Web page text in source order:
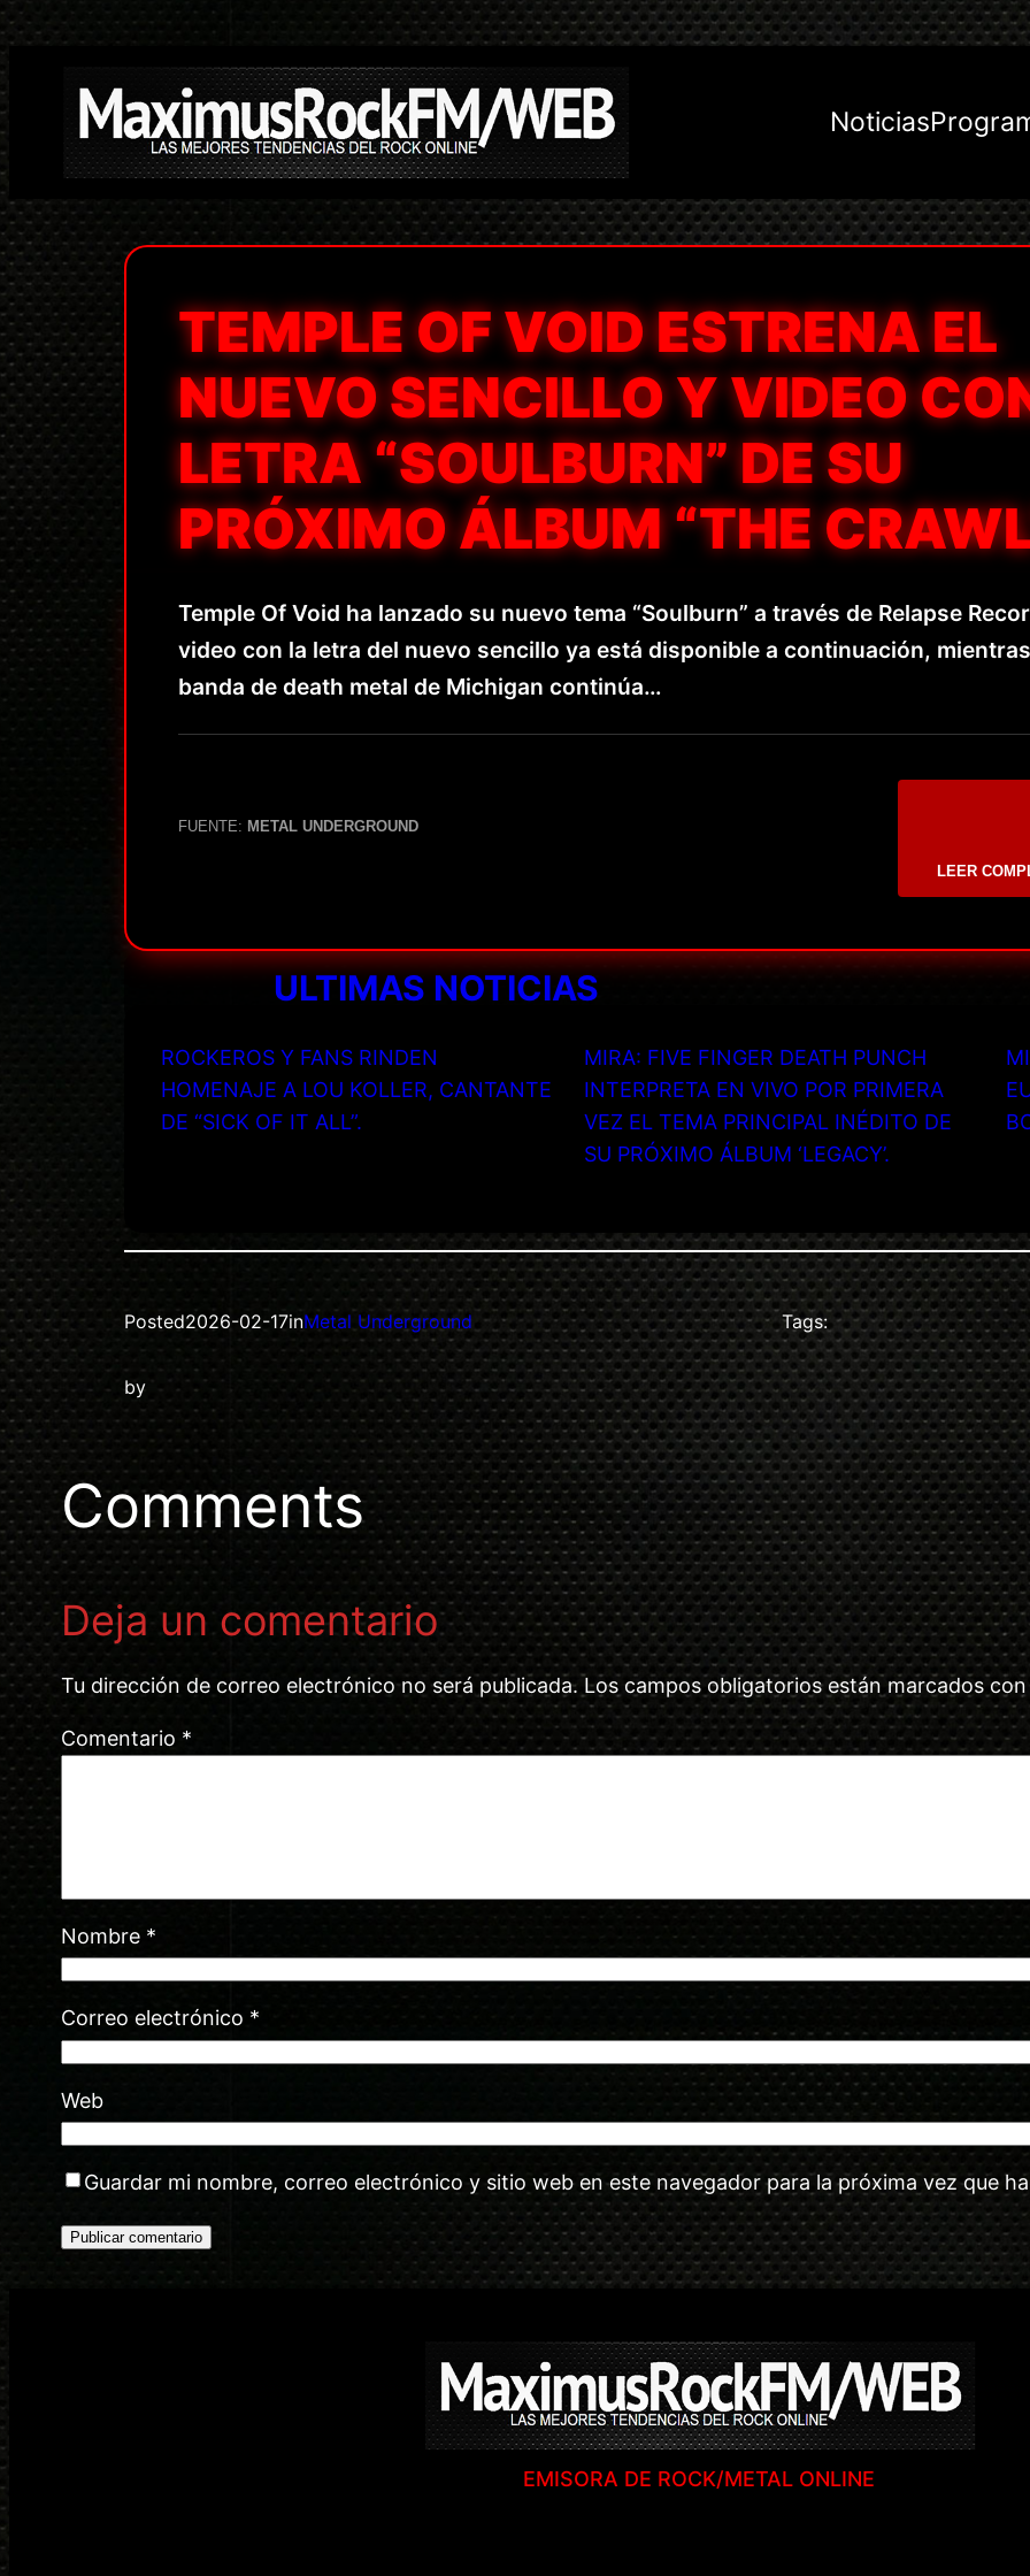
Saltar
contenido
Noticias
TEMPLE OF VOID ESTRENA EL
NUEVO SENCILLO Y VIDEO
LETRA “SOULBURN” DE SU
PRÓXIMO ÁLBUM “THE
Temple Of Void ha lanzado su nuevo tema “Soulburn” a través de Relapse
video con la letra del nuevo sencillo ya está disponible a continuación,
banda de death metal de Michigan continúa…
FUENTE: METAL UNDERGROUND
LEER
ULTIMAS NOTICIAS
ROCKEROS Y FANS RINDEN
HOMENAJE A LOU KOLLER, CANTANTE
DE “SICK OF IT ALL”.
MIRA: FIVE FINGER DEATH PUNCH
INTERPRETA EN VIVO POR PRIMERA
VEZ EL TEMA PRINCIPAL INÉDITO DE
SU PRÓXIMO ÁLBUM ‘LEGACY’.
Posted2026-02-17inMetal Underground
by
Tags:
Comments
Deja un comentario
Tu dirección de correo electrónico no será publicada. Los campos obligatorios están marcados
Comentario *
Nombre *
Correo electrónico *
Web
Guardar mi nombre, correo electrónico y sitio web en este navegador para la próxima vez que
EMISORA DE ROCK/METAL ONLINE